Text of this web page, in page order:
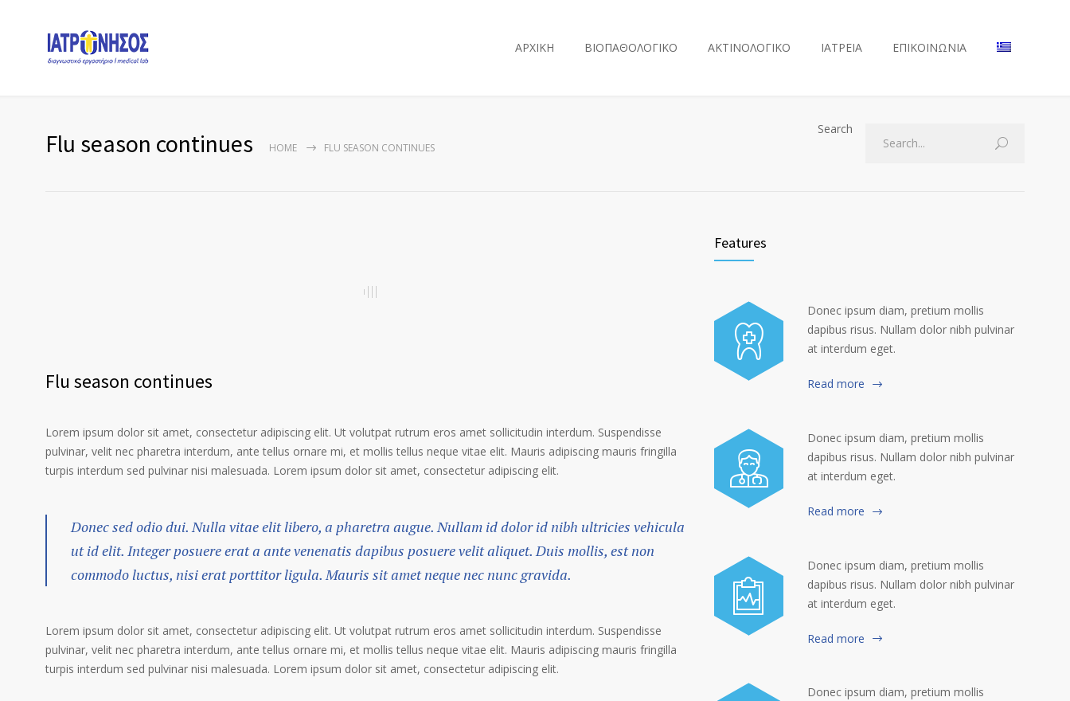
ΑΡΧΙΚΗ ΒΙΟΠΑΘΟΛΟΓΙΚΟ ΑΚΤΙΝΟΛΟΓΙΚΟ ΙΑΤΡΕΙΑ ΕΠΙΚΟΙΝΩΝΙΑ
Flu season continues HOME FLU SEASON CONTINUES
Search
Flu season continues
Lorem ipsum dolor sit amet, consectetur adipiscing elit. Ut volutpat rutrum eros amet sollicitudin interdum. Suspendisse
pulvinar, velit nec pharetra interdum, ante tellus ornare mi, et mollis tellus neque vitae elit. Mauris adipiscing mauris fringilla
turpis interdum sed pulvinar nisi malesuada. Lorem ipsum dolor sit amet, consectetur adipiscing elit.
Donec sed odio dui. Nulla vitae elit libero, a pharetra augue. Nullam id dolor id nibh ultricies vehicula
ut id elit. Integer posuere erat a ante venenatis dapibus posuere velit aliquet. Duis mollis, est non
commodo luctus, nisi erat porttitor ligula. Mauris sit amet neque nec nunc gravida.
Lorem ipsum dolor sit amet, consectetur adipiscing elit. Ut volutpat rutrum eros amet sollicitudin interdum. Suspendisse
pulvinar, velit nec pharetra interdum, ante tellus ornare mi, et mollis tellus neque vitae elit. Mauris adipiscing mauris fringilla
turpis interdum sed pulvinar nisi malesuada. Lorem ipsum dolor sit amet, consectetur adipiscing elit.
Features
Donec ipsum diam, pretium mollis
dapibus risus. Nullam dolor nibh pulvinar
at interdum eget.
Read more
Donec ipsum diam, pretium mollis
dapibus risus. Nullam dolor nibh pulvinar
at interdum eget.
Read more
Donec ipsum diam, pretium mollis
dapibus risus. Nullam dolor nibh pulvinar
at interdum eget.
Read more
Donec ipsum diam, pretium mollis